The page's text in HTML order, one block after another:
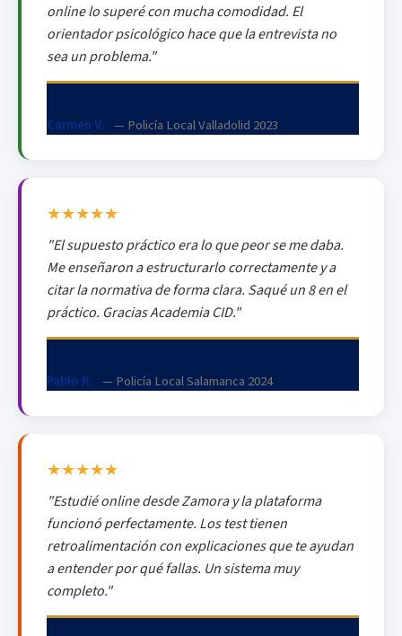
online lo superé con mucha comodidad. El
orientador psicológico hace que la entrevista no
sea un problema."
Carmen V. — Policía Local Valladolid 2023
★★★★★
"El supuesto práctico era lo que peor se me daba.
Me enseñaron a estructurarlo correctamente y a
citar la normativa de forma clara. Saqué un 8 en el
práctico. Gracias Academia CID."
Pablo R. — Policía Local Salamanca 2024
★★★★★
"Estudié online desde Zamora y la plataforma
funcionó perfectamente. Los test tienen
retroalimentación con explicaciones que te ayudan
a entender por qué fallas. Un sistema muy
completo."